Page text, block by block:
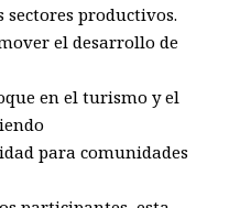
productivos.
el desarrollo de
en el turismo y el
para comunidades